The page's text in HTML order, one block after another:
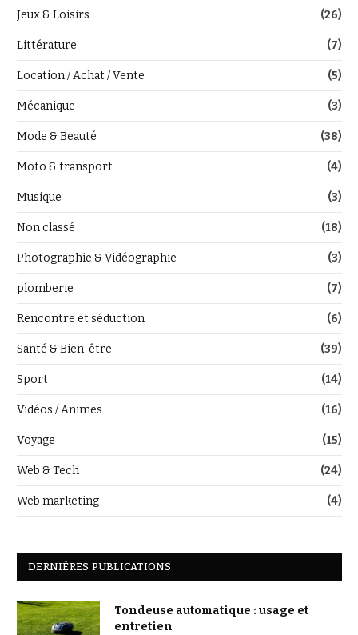
Jeux & Loisirs (26)
Littérature (7)
Location / Achat / Vente (5)
Mécanique (3)
Mode & Beauté (38)
Moto & transport (4)
Musique (3)
Non classé (18)
Photographie & Vidéographie (3)
plomberie (7)
Rencontre et séduction (6)
Santé & Bien-être (39)
Sport (14)
Vidéos / Animes (16)
Voyage (15)
Web & Tech (24)
Web marketing (4)
DERNIÈRES PUBLICATIONS
Tondeuse automatique : usage et
entretien